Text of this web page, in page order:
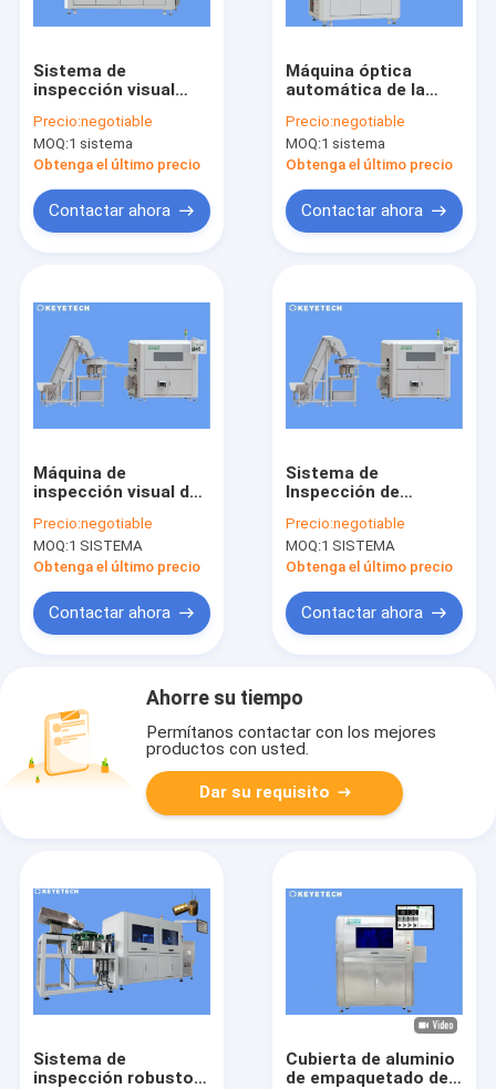
Sistema de
inspección visual
velocidad para el
control de calidad de
la imagen
Precio:negotiable
MOQ:1 sistema
Obtenga el último precio
Contactar ahora
Máquina óptica
automática de la
detección del
defecto de superficie
del producto
Precio:negotiable
MOQ:1 sistema
Obtenga el último precio
Contactar ahora
Máquina de
inspección visual de
en tiempo real
Precio:negotiable
MOQ:1 SISTEMA
Obtenga el último precio
Contactar ahora
Sistema de
Inspección de
Boquillas de Enchufe
Servicio Postventa
Remoto Gratuito
Precio:negotiable
MOQ:1 SISTEMA
Obtenga el último precio
Contactar ahora
Ahorre su tiempo
Permítanos contactar con los mejores
productos con usted.
Dar su requisito
Sistema de
inspección robusto
Cubierta de aluminio
de empaquetado del